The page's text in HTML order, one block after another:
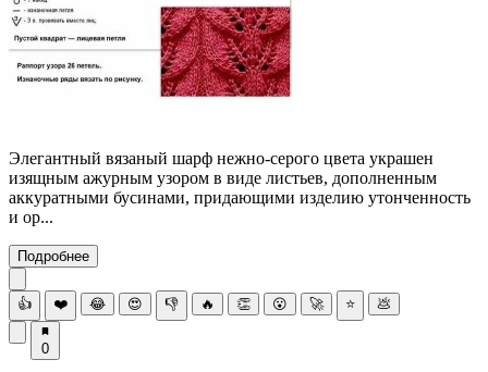
Элегантный вязаный шарф нежно-серого цвета украшен
изящным ажурным узором в виде листьев, дополненным
аккуратными бусинами, придающими изделию утонченность
и ор...
Подробнее
👍 ❤️ 😂 😍 👎 🔥 👏 😮 🚀 ⭐ 💩
0